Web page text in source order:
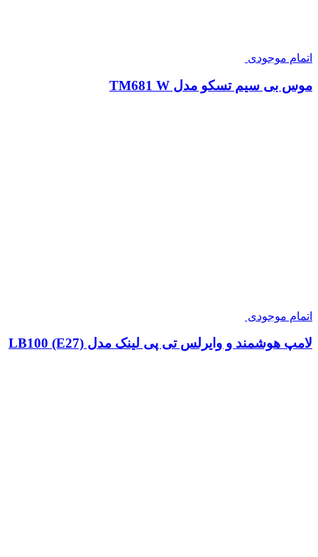
اتمام موجودی
موس بی سیم تسکو مدل TM681 W
اتمام موجودی
لامپ هوشمند و وایرلس تی پی لینک مدل LB100 (E27)